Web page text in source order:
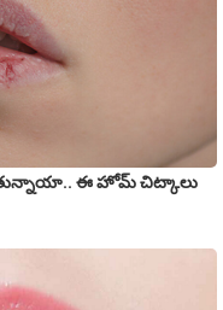
ఈ హోమ్ చిట్కాలు